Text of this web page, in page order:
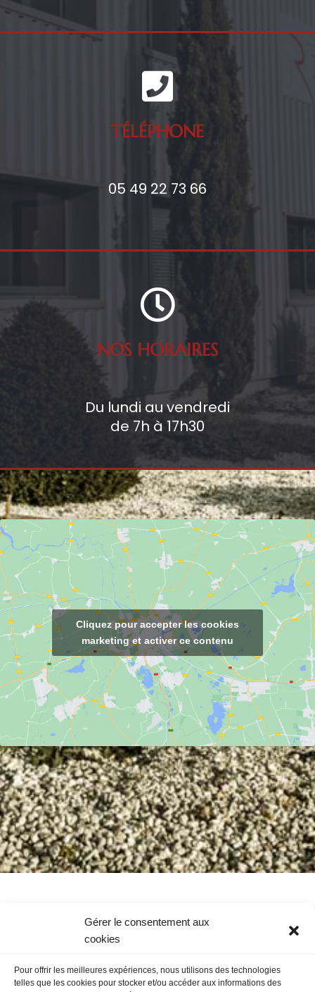
Gérer le consentement aux
cookies
Pour offrir les meilleures expériences, nous utilisons des technologies
telles que les cookies pour stocker et/ou accéder aux informations des
TÉLÉPHONE
05 49 22 73 66
NOS HORAIRES
Du lundi au vendredi
de 7h à 17h30
Cliquez pour accepter les cookies
marketing et activer ce contenu